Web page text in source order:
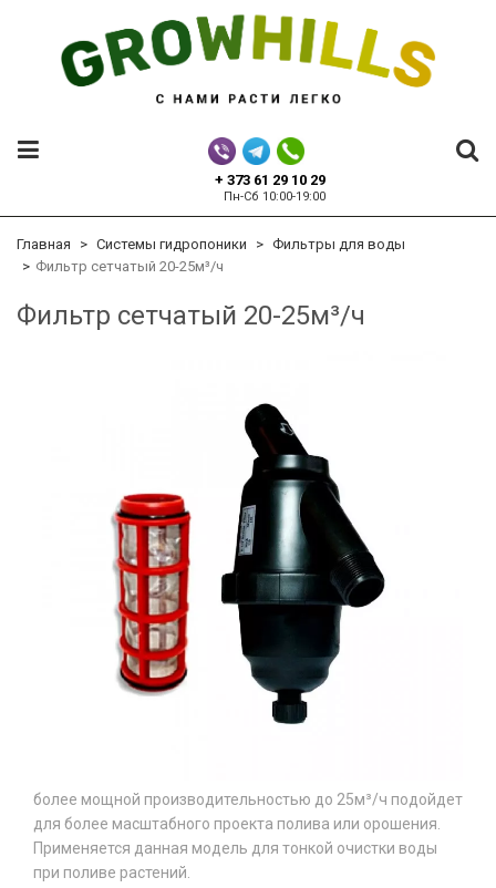
+ 373 61 29 10 29
Пн-Сб 10:00-19:00
Главная Системы гидропоники
Фильтры для воды
​Фильтр сетчатый 20-25м³/ч
​Фильтр сетчатый 20-25м³/ч
более мощной производительностью до 25м³/ч подойдет
для более масштабного проекта полива или орошения.
Применяется данная модель для тонкой очистки воды
при поливе растений.